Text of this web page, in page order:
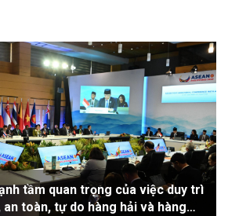
tầm quan trọng của việc duy trì
an toàn, tự do hàng hải và hàng